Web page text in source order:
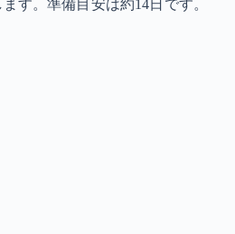
す。準備目安は約14日です。